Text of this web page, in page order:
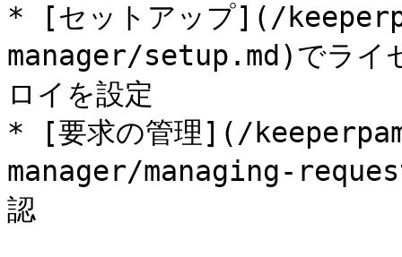
* [セットアップ](/
manager/setup.md)でライ
ロイを設定
* [要求の管理](/
manager/managing-
認